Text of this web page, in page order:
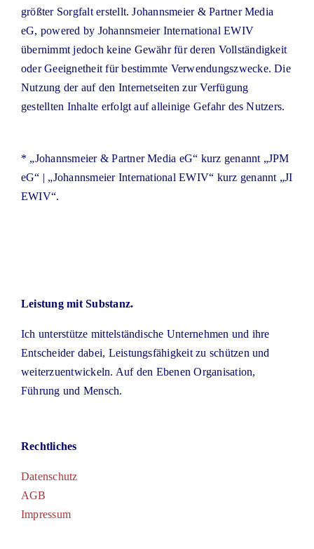
größter Sorgfalt erstellt. Johannsmeier & Partner Media
eG, powered by Johannsmeier International EWIV
übernimmt jedoch keine Gewähr für deren Vollständigkeit
oder Geeignetheit für bestimmte Verwendungszwecke. Die
Nutzung der auf den Internetseiten zur Verfügung
gestellten Inhalte erfolgt auf alleinige Gefahr des Nutzers.
* „Johannsmeier & Partner Media eG“ kurz genannt „JPM
eG“ | „Johannsmeier International EWIV“ kurz genannt „JI
EWIV“.
Leistung mit Substanz.
Ich unterstütze mittelständische Unternehmen und ihre
Entscheider dabei, Leistungsfähigkeit zu schützen und
weiterzuentwickeln. Auf den Ebenen Organisation,
Führung und Mensch.
Rechtliches
Datenschutz
AGB
Impressum